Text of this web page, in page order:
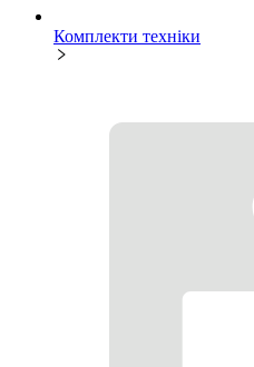
Комплекти техніки